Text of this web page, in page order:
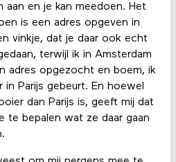
aan en je kan meedoen. Het
is een adres opgeven in
vinkje, dat je daar ook echt
terwijl ik in Amsterdam
adres opgezocht en boem, ik
in Parijs gebeurt. En hoewel
dan Parijs is, geeft mij dat
te bepalen wat ze daar gaan